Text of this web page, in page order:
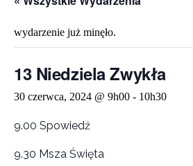
wydarzenie już minęło.
13 Niedziela Zwykła
30 czerwca, 2024 @ 9h00 - 10h30
9.00 Spowiedź
9.30 Msza Święta